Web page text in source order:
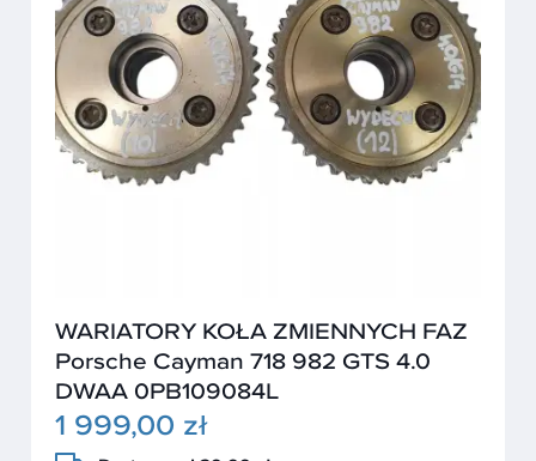
WARIATORY KOŁA ZMIENNYCH FAZ
Porsche Cayman 718 982 GTS 4.0
DWAA 0PB109084L
1 999,00 zł